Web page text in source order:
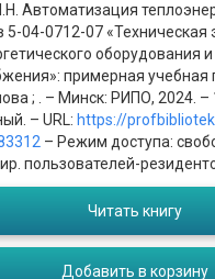
Автоматизация
5-04-0712-07 «Техническая
оборудования и
примерная
; . – Минск: РИПО, 2024. –
– URL: https://
– Режим доступа:
пользователей-
Читать книгу
Добавить в корзину